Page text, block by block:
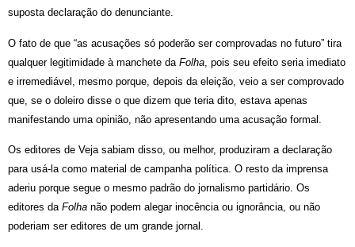
suposta declaração do denunciante.
O fato de que “as acusações só poderão ser comprovadas no futuro” tira
qualquer legitimidade à manchete da Folha , pois seu efeito seria imediato
e irremediável, mesmo porque, depois da eleição, veio a ser comprovado
que, se o doleiro disse o que dizem que teria dito, estava apenas
manifestando uma opinião, não apresentando uma acusação formal.
Os editores de Veja sabiam disso, ou melhor, produziram a declaração
para usá-la como material de campanha política. O resto da imprensa
aderiu porque segue o mesmo padrão do jornalismo partidário. Os
editores da Folha não podem alegar inocência ou ignorância, ou não
poderiam ser editores de um grande jornal.